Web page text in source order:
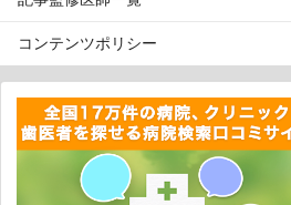
コンテンツポリシー